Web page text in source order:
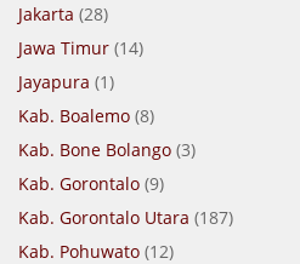
Jakarta (28)
Jawa Timur (14)
Jayapura (1)
Kab. Boalemo (8)
Kab. Bone Bolango (3)
Kab. Gorontalo (9)
Kab. Gorontalo Utara (187)
Kab. Pohuwato (12)